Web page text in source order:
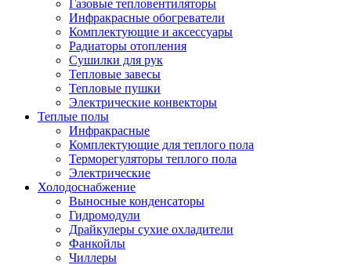
Газовые тепловентиляторы
Инфракрасные обогреватели
Комплектующие и аксессуары
Радиаторы отопления
Сушилки для рук
Тепловые завесы
Тепловые пушки
Электрические конвекторы
Теплые полы
Инфракрасные
Комплектующие для теплого пола
Терморегуляторы теплого пола
Электрические
Холодоснабжение
Выносные конденсаторы
Гидромодули
Драйкулеры сухие охладители
Фанкойлы
Чиллеры